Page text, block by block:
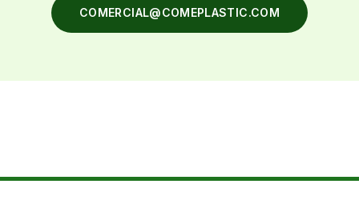
COMERCIAL@COMEPLASTIC.COM